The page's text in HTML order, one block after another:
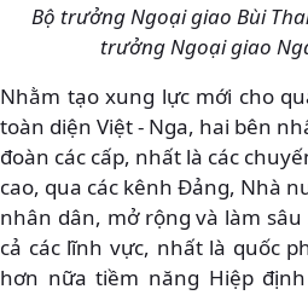
Bộ trưởng Ngoại giao Bùi
trưởng Ngoại giao
Nhằm tạo xung lực mới cho
toàn diện Việt - Nga, hai bên
đoàn các cấp, nhất là các
cao, qua các kênh Đảng, Nhà
nhân dân, mở rộng và làm
cả các lĩnh vực, nhất là quốc
hơn nữa tiềm năng Hiệp